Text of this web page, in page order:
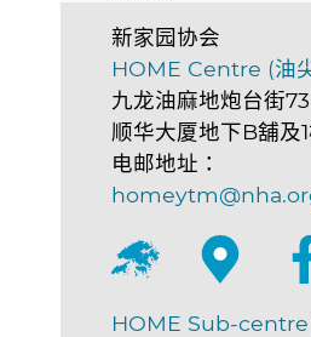
新家园协会
HOME Centre (油
九龙油麻地炮台街
顺华大厦地下B舖及
电邮地址：
HOME Sub-centre